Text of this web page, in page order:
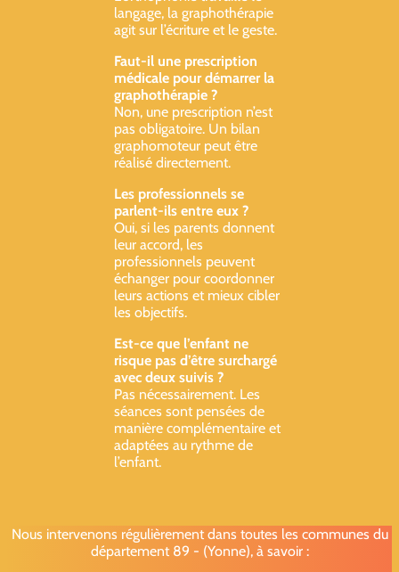
langage, la graphothérapie
agit sur l’écriture et le geste.
Faut-il une prescription
médicale pour démarrer la
graphothérapie ?
Non, une prescription n’est
pas obligatoire. Un bilan
graphomoteur peut être
réalisé directement.
Les professionnels se
parlent-ils entre eux ?
Oui, si les parents donnent
leur accord, les
professionnels peuvent
échanger pour coordonner
leurs actions et mieux cibler
les objectifs.
Est-ce que l’enfant ne
risque pas d’être surchargé
avec deux suivis ?
Pas nécessairement. Les
séances sont pensées de
manière complémentaire et
adaptées au rythme de
l’enfant.
Nous intervenons régulièrement dans toutes les communes du
département 89 - (Yonne), à savoir :